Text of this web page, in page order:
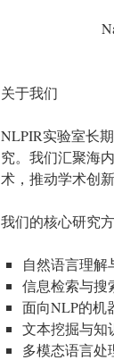
关于我们
NLPIR实验室长
究。我们汇聚海
术，推动学术创
我们的核心研究
自然语言理解
信息检索与搜
面向NLP的机
文本挖掘与知
多模态语言处